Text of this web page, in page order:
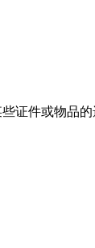
证件或物品